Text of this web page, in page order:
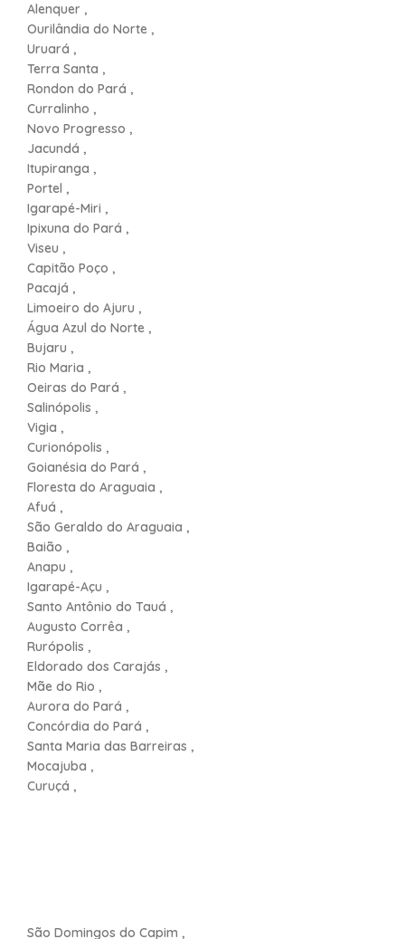
Alenquer ,
Ourilândia do Norte ,
Uruará ,
Terra Santa ,
Rondon do Pará ,
Curralinho ,
Novo Progresso ,
Jacundá ,
Itupiranga ,
Portel ,
Igarapé-Miri ,
Ipixuna do Pará ,
Viseu ,
Capitão Poço ,
Pacajá ,
Limoeiro do Ajuru ,
Água Azul do Norte ,
Bujaru ,
Rio Maria ,
Oeiras do Pará ,
Salinópolis ,
Vigia ,
Curionópolis ,
Goianésia do Pará ,
Floresta do Araguaia ,
Afuá ,
São Geraldo do Araguaia ,
Baião ,
Anapu ,
Igarapé-Açu ,
Santo Antônio do Tauá ,
Augusto Corrêa ,
Rurópolis ,
Eldorado dos Carajás ,
Mãe do Rio ,
Aurora do Pará ,
Concórdia do Pará ,
Santa Maria das Barreiras ,
Mocajuba ,
Curuçá ,
São Domingos do Capim ,